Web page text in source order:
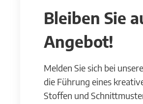
Bleiben Sie
Angebot!
Melden Sie sich bei
die Führung eines
Stoffen und